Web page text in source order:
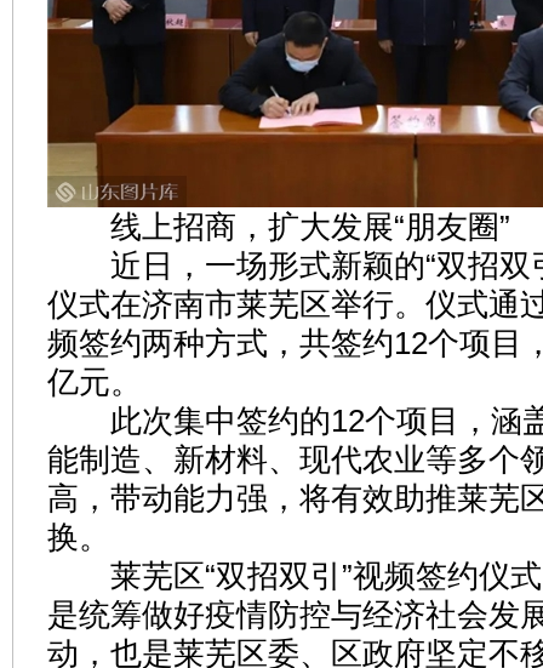
线上招商，扩大发展“朋友圈”
近日，一场形式新颖的“双招双
仪式在济南市莱芜区举行。仪式通
频签约两种方式，共签约12个项目
亿元。
此次集中签约的12个项目，涵
能制造、新材料、现代农业等多个
高，带动能力强，将有效助推莱芜
换。
莱芜区“双招双引”视频签约仪式
是统筹做好疫情防控与经济社会发
动，也是莱芜区委、区政府坚定不